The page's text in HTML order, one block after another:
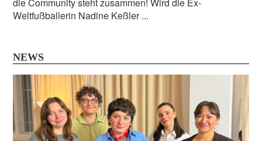
die Community steht zusammen! Wird die Ex-
Weltfußballerin Nadine Keßler ...
NEWS